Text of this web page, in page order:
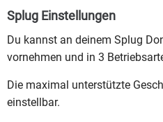
Splug Einstellungen
Du kannst an deinem Splug
vornehmen und in 3
Die maximal unterstützte
einstellbar.